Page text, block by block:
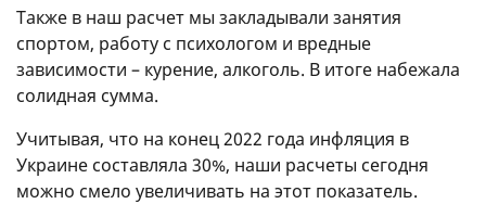
Также в наш расчет мы закладывали занятия
спортом, работу с психологом и вредные
зависимости – курение, алкоголь. В итоге набежала
солидная сумма.
Учитывая, что на конец 2022 года инфляция в
Украине составляла 30%, наши расчеты сегодня
можно смело увеличивать на этот показатель.